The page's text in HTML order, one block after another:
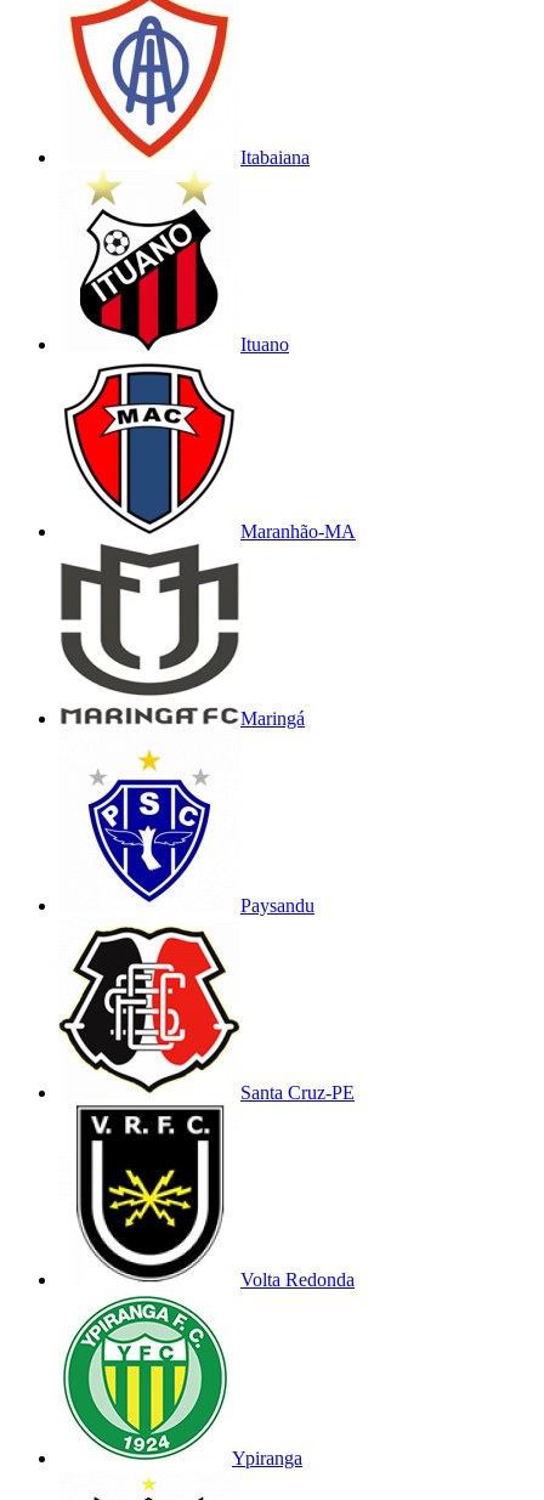
Itabaiana
Ituano
Maranhão-MA
Maringá
Paysandu
Santa Cruz-PE
Volta Redonda
Ypiranga